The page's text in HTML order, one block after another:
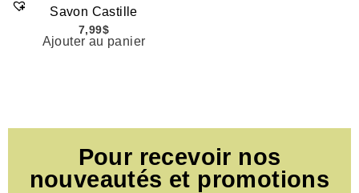
Savon Castille
7,99$
Ajouter au panier
Pour recevoir nos
nouveautés et promotions